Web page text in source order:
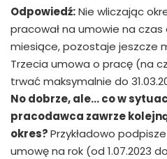
Odpowiedź:Nie wliczając
pracował na umowie na czas
miesiące, pozostaje jeszcze
Trzecia umowa o pracę (na
trwać maksymalnie do
No dobrze, ale… co w
pracodawca zawrze
okres?Przykładowo
umowę na rok (od 1.07.2023